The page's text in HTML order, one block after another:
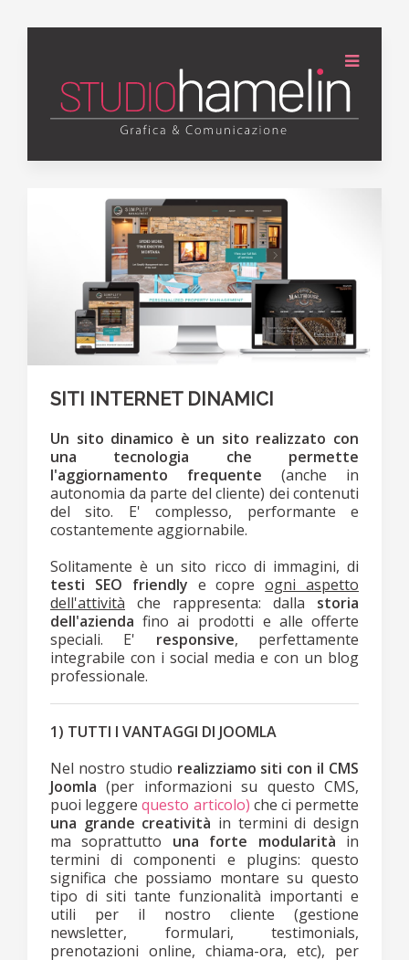
SITI INTERNET DINAMICI
Un sito dinamico è un sito realizzato con
una tecnologia che permette
l'aggiornamento frequente (anche in
autonomia da parte del cliente) dei contenuti
del sito. E' complesso, performante e
costantemente aggiornabile.
Solitamente è un sito ricco di immagini, di
testi SEO friendly e copreogni aspetto
dell'attività che rappresenta: dalla storia
dell'azienda fino ai prodotti e alle offerte
speciali. E' responsive, perfettamente
integrabile con i social media e con un blog
professionale.
1) TUTTI I VANTAGGI DI JOOMLA
Nel nostro studio realizziamo siti con il CMS
Joomla (per informazioni su questo CMS,
puoi leggerequesto articolo) che ci permette
una grande creatività in termini di design
ma soprattutto una forte modularità in
termini di componenti e plugins: questo
significa che possiamo montare su questo
tipo di siti tante funzionalità importanti e
utili per il nostro cliente (gestione
newsletter, formulari, testimonials,
prenotazioni online, chiama-ora, etc), per